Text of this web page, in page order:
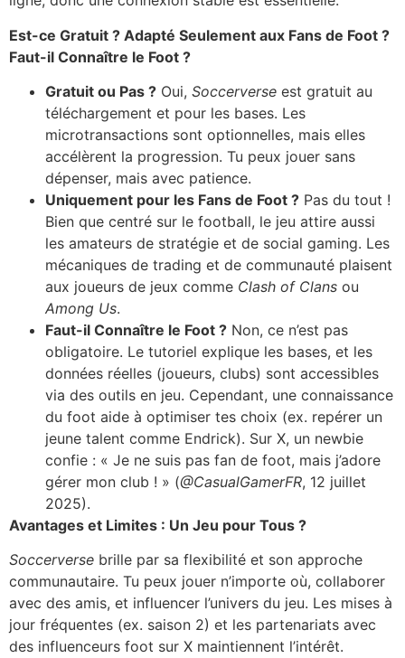
Est-ce Gratuit ? Adapté Seulement aux Fans de Foot ?
Faut-il Connaître le Foot ?
Gratuit ou Pas ? Oui, Soccerverse est gratuit au
téléchargement et pour les bases. Les
microtransactions sont optionnelles, mais elles
accélèrent la progression. Tu peux jouer sans
dépenser, mais avec patience.
Uniquement pour les Fans de Foot ? Pas du tout !
Bien que centré sur le football, le jeu attire aussi
les amateurs de stratégie et de social gaming. Les
mécaniques de trading et de communauté plaisent
aux joueurs de jeux comme Clash of Clans ou
Among Us.
Faut-il Connaître le Foot ? Non, ce n’est pas
obligatoire. Le tutoriel explique les bases, et les
données réelles (joueurs, clubs) sont accessibles
via des outils en jeu. Cependant, une connaissance
du foot aide à optimiser tes choix (ex. repérer un
jeune talent comme Endrick). Sur X, un newbie
confie : « Je ne suis pas fan de foot, mais j’adore
gérer mon club ! » (@CasualGamerFR, 12 juillet
2025).
Avantages et Limites : Un Jeu pour Tous ?
Soccerverse brille par sa flexibilité et son approche
communautaire. Tu peux jouer n’importe où, collaborer
avec des amis, et influencer l’univers du jeu. Les mises à
jour fréquentes (ex. saison 2) et les partenariats avec
des influenceurs foot sur X maintiennent l’intérêt.